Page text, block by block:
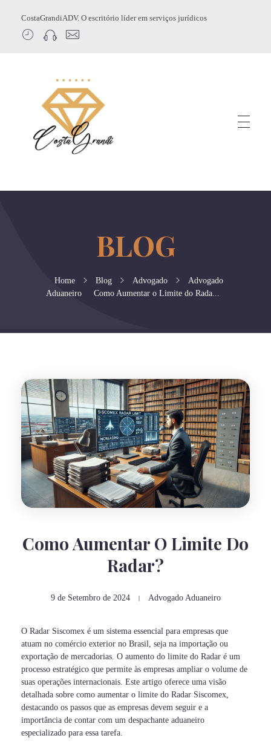
CostaGrandiADV. O escritório líder em serviços jurídicos
Home Blog Advogado
Advogado
Aduaneiro
Como Aumentar o Limite do Rada...
Como Aumentar O Limite Do
Radar?
9 de Setembro de 2024 Advogado Aduaneiro
O Radar Siscomex é um sistema essencial para empresas que
atuam no comércio exterior no Brasil, seja na importação ou
exportação de mercadorias. O aumento do limite do Radar é um
processo estratégico que permite às empresas ampliar o volume de
suas operações internacionais. Este artigo oferece uma visão
detalhada sobre como aumentar o limite do Radar Siscomex,
destacando os passos que as empresas devem seguir e a
importância de contar com um despachante aduaneiro
especializado para essa tarefa.